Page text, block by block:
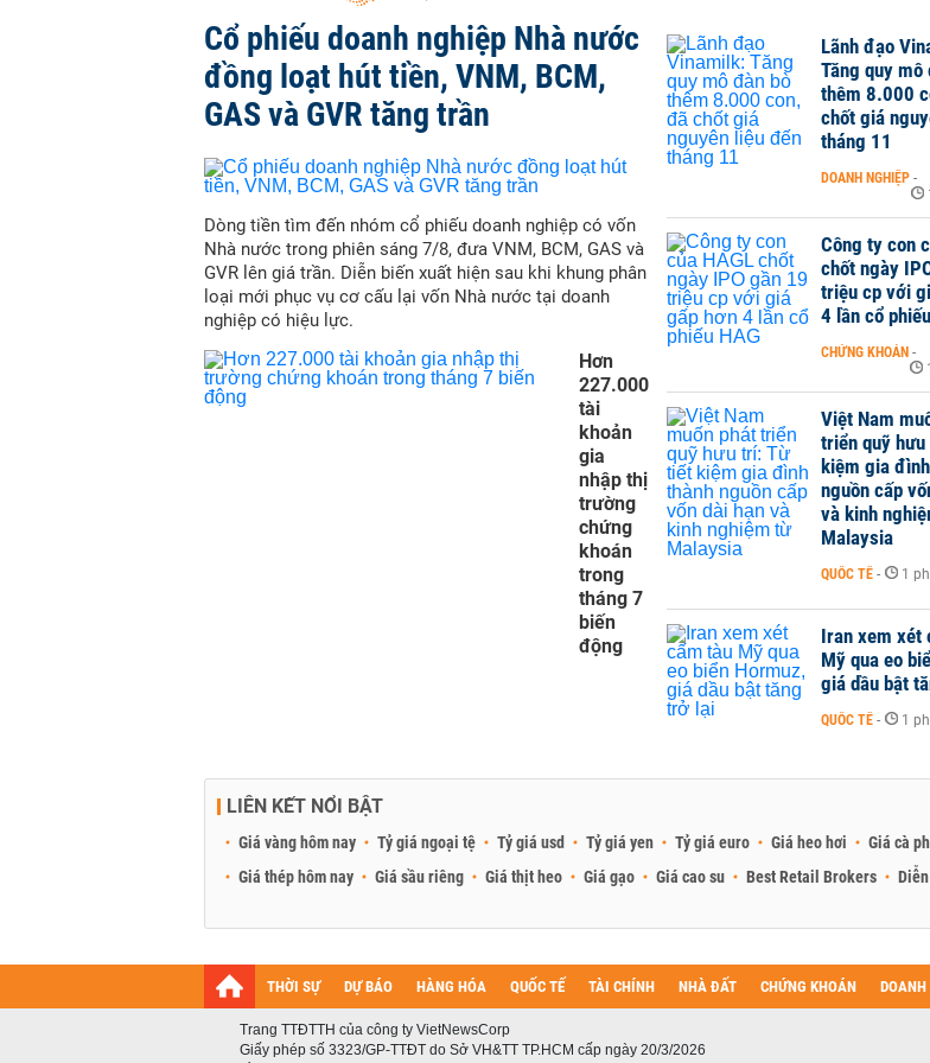
Cổ phiếu doanh nghiệp Nhà nước
đồng loạt hút tiền, VNM, BCM,
GAS và GVR tăng trần
Dòng tiền tìm đến nhóm cổ phiếu doanh nghiệp có vốn
Nhà nước trong phiên sáng 7/8, đưa VNM, BCM, GAS và
GVR lên giá trần. Diễn biến xuất hiện sau khi khung phân
loại mới phục vụ cơ cấu lại vốn Nhà nước tại doanh
nghiệp có hiệu lực.
Hơn
227.000
tài
khoản
gia
nhập thị
trường
chứng
khoán
trong
tháng 7
biến
động
Lãnh đạo
Tăng quy mô
thêm 8.000
chốt giá
tháng 11
DOANH NGHIỆP -
Công ty con
chốt ngày
triệu cp với
4 lần cổ
CHỨNG KHOÁN -
Việt Nam
triển quỹ
kiệm gia
nguồn cấp
và kinh
Malaysia
QUỐC TẾ - 1
Iran xem xét
Mỹ qua eo
giá dầu bật
QUỐC TẾ - 1
LIÊN KẾT NỔI BẬT
Giá vàng hôm nay Tỷ giá ngoại tệ Tỷ giá usd Tỷ giá yen Tỷ giá euro Giá heo hơi Giá cà
Giá thép hôm nay
Giá sầu riêng Giá thịt heo Giá gạo Giá cao su Best Retail Brokers
THỜI SỰ DỰ BÁO HÀNG HÓA QUỐC TẾ TÀI CHÍNH NHÀ ĐẤT CHỨNG KHOÁN DOANH
Trang TTĐTTH của công ty VietNewsCorp
Giấy phép số 3323/GP-TTĐT do Sở VH&TT TP.HCM cấp ngày 20/3/2026